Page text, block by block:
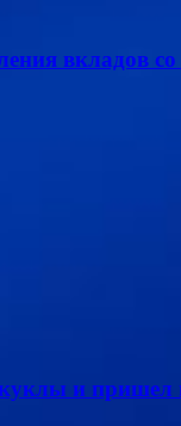
вкладов
и пришел